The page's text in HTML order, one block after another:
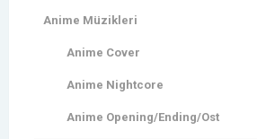
Anime Müzikleri
Anime Cover
Anime Nightcore
Anime Opening/Ending/Ost